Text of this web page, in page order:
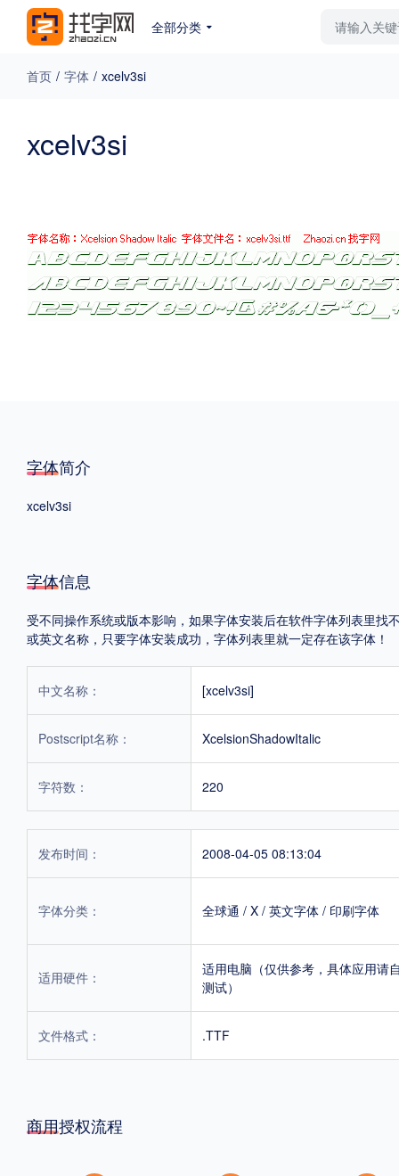
全部分类
免费下载 收费下载
硬笔手写 更多
.TTF
中国大陆
首页 / 字体 / xcelv3si
xcelv3si
字体简介
xcelv3si
字体信息
受不同操作系统或版本影响，如果字体安装后在软件字体列表里
或英文名称，只要字体安装成功，字体列表里就一定存在该字体！
中文名称： [xcelv3si]
Postscript名称： XcelsionShadowItalic
字符数： 220
发布时间： 2008-04-05 08:13:04
字体分类： 全球通 / X / 英文字体 / 印刷字体
适用硬件：
适用电脑（仅供参考，具体应用请
测试）
文件格式： .TTF
商用授权流程